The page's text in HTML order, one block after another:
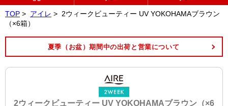
TOP > アイレ > 2ウィークビューティー UV YOKOHAMAブラウン
（×6箱）
夏季（お盆）期間中の出荷と営業について
2ウィークビューティー UV YOKOHAMAブラウン（×6